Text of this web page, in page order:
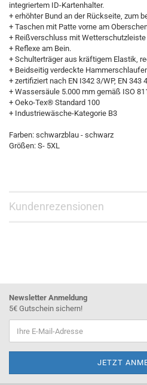
integriertem ID-Kartenhalter.
+ erhöhter Bund an der Rückseite, zum
+ Taschen mit Patte vorne am
+ Reißverschluss mit
+ Reflexe am Bein.
+ Schulterträger aus kräftigem Elastik,
+ Beidseitig verdeckte
+ zertifiziert nach EN I342 3/WP, EN 343
+ Wassersäule 5.000 mm gemäß ISO
+ Oeko-Tex® Standard 100
+ Industriewäsche-Kategorie B3
Farben: schwarzblau - schwarz
Größen: S- 5XL
Kundenrezensionen
Newsletter Anmeldung
5€ Gutschein sichern!